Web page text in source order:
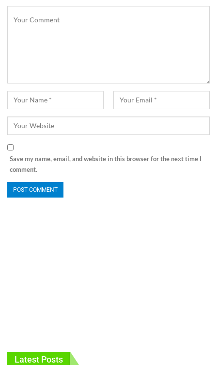
Save my name, email, and website in this browser for the next time I
comment.
Latest Posts